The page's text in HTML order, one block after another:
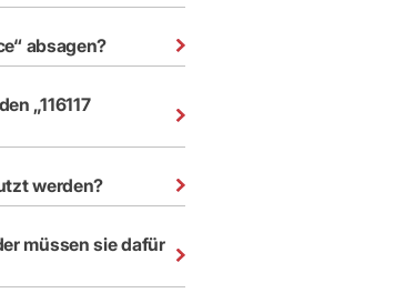
absagen?
„116117
werden?
müssen sie dafür